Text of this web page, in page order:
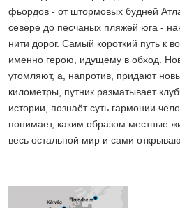
фьордов - от штормовых будней
севере до песчаных пляжей юга -
нити дорог. Самый короткий путь к
именно герою, идущему в обход.
утомляют, а, напротив, придают
километры, путник разматывает
истории, познаёт суть гармонии
понимает, каким образом местные
весь остальной мир и сами